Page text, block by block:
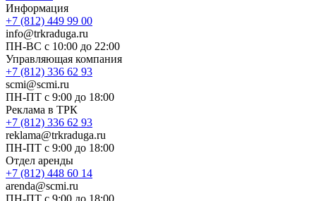
Информация
+7 (812) 449 99 00
info@trkraduga.ru
ПН-ВС с 10:00 до 22:00
Управляющая компания
+7 (812) 336 62 93
scmi@scmi.ru
ПН-ПТ с 9:00 до 18:00
Реклама в ТРК
+7 (812) 336 62 93
reklama@trkraduga.ru
ПН-ПТ с 9:00 до 18:00
Отдел аренды
+7 (812) 448 60 14
arenda@scmi.ru
ПН-ПТ с 9:00 до 18:00